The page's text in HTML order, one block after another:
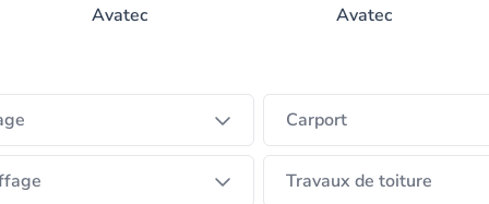
Avatec Avatec
Carport
Travaux de toiture